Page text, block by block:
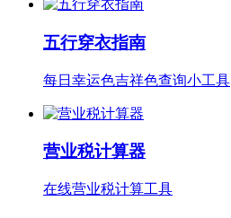
五行穿衣指南
每日幸运色吉祥色查询小工具
营业税计算器
在线营业税计算工具